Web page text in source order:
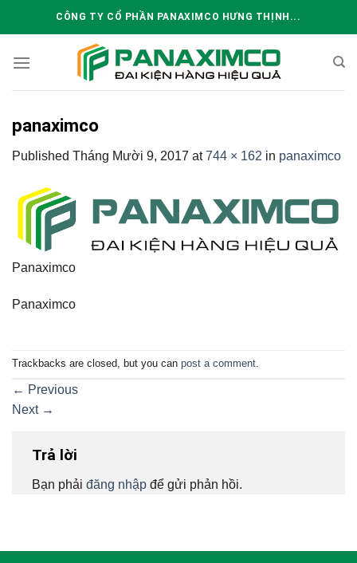
CÔNG TY CỔ PHẦN PANAXIMCO HƯNG THỊNH...
panaximco
Published Tháng Mười 9, 2017 at744 × 162 in panaximco
Panaximco
Panaximco
Trackbacks are closed, but you can post a comment.
← Previous
Next →
Trả lời
Bạn phải đăng nhập để gửi phản hồi.